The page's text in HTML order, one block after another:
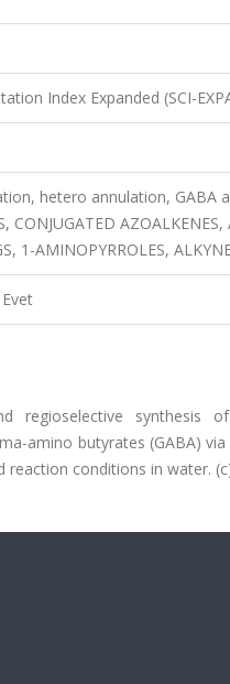
Index Expanded (SCI-
hetero annulation, GABA
CONJUGATED
1-AMINOPYRROLES,
Evet
synthesis of
amino butyrates (GABA)
conditions in water.